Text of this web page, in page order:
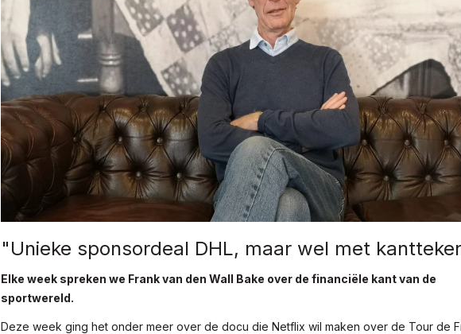
"Unieke sponsordeal DHL, maar wel met
Elke week spreken we Frank van den Wall Bake over de financiële kant van de
sportwereld.
Deze week ging het onder meer over de docu die Netflix wil maken over de Tour de